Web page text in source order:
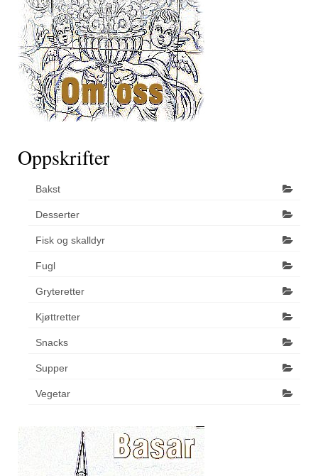
Oppskrifter
Bakst
Desserter
Fisk og skalldyr
Fugl
Gryteretter
Kjøttretter
Snacks
Supper
Vegetar